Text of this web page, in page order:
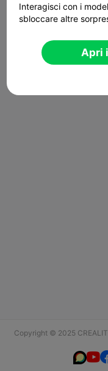
Copyright © 2025

Interagisci con i
sbloccare altre
Apri